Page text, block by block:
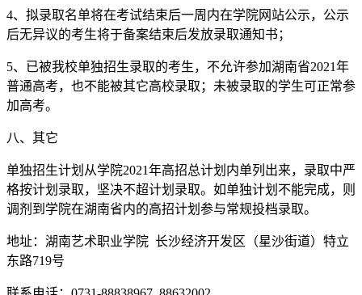
4、拟录取名单将在考试结束后一周内在学院网站公示，公示
后无异议的考生将于备案结束后发放录取通知书；
5、已被我校单独招生录取的考生，不允许参加湖南省2021年
普通高考，也不能被其它高校录取；未被录取的学生可正常参
加高考。
八、其它
单独招生计划从学院2021年高招总计划内单列出来，录取中严
格按计划录取，坚决不超计划录取。如单独计划不能完成，则
调剂到学院在湖南省内的高招计划参与常规投档录取。
地址：湖南艺术职业学院 长沙经济开发区（星沙街道）特立
东路719号